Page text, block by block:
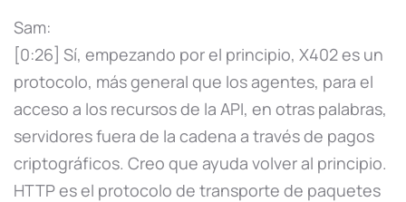
Sam:
[0:26] Sí, empezando por el principio, X402 es un
protocolo, más general que los agentes, para el
acceso a los recursos de la API, en otras palabras,
servidores fuera de la cadena a través de pagos
criptográficos. Creo que ayuda volver al principio.
HTTP es el protocolo de transporte de paquetes